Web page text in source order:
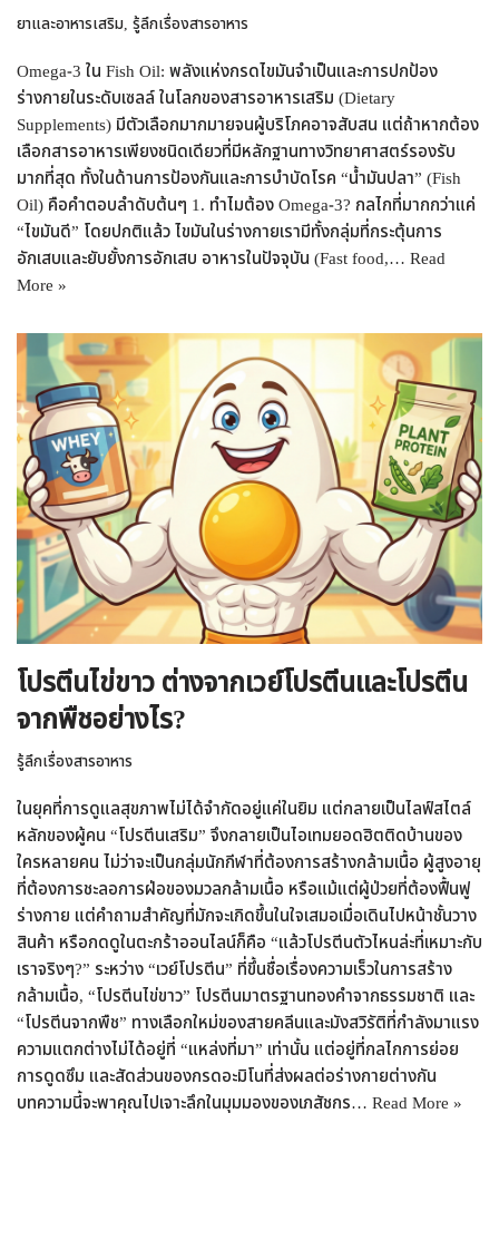
ยาและอาหารเสริม, รู้ลึกเรื่องสารอาหาร
Omega-3 ใน Fish Oil: พลังแห่งกรดไขมันจำเป็นและการปกป้อง
ร่างกายในระดับเซลล์ ในโลกของสารอาหารเสริม (Dietary
Supplements) มีตัวเลือกมากมายจนผู้บริโภคอาจสับสน แต่ถ้าหากต้อง
เลือกสารอาหารเพียงชนิดเดียวที่มีหลักฐานทางวิทยาศาสตร์รองรับ
มากที่สุด ทั้งในด้านการป้องกันและการบำบัดโรค “น้ำมันปลา” (Fish
Oil) คือคำตอบลำดับต้นๆ 1. ทำไมต้อง Omega-3? กลไกที่มากกว่าแค่
“ไขมันดี” โดยปกติแล้ว ไขมันในร่างกายเรามีทั้งกลุ่มที่กระตุ้นการ
อักเสบและยับยั้งการอักเสบ อาหารในปัจจุบัน (Fast food,… Read
More »
โปรตีนไข่ขาว ต่างจากเวย์โปรตีนและโปรตีน
จากพืชอย่างไร?
รู้ลึกเรื่องสารอาหาร
ในยุคที่การดูแลสุขภาพไม่ได้จำกัดอยู่แค่ในยิม แต่กลายเป็นไลฟ์สไตล์
หลักของผู้คน “โปรตีนเสริม” จึงกลายเป็นไอเทมยอดฮิตติดบ้านของ
ใครหลายคน ไม่ว่าจะเป็นกลุ่มนักกีฬาที่ต้องการสร้างกล้ามเนื้อ ผู้สูงอายุ
ที่ต้องการชะลอการฝ่อของมวลกล้ามเนื้อ หรือแม้แต่ผู้ป่วยที่ต้องฟื้นฟู
ร่างกาย แต่คำถามสำคัญที่มักจะเกิดขึ้นในใจเสมอเมื่อเดินไปหน้าชั้นวาง
สินค้า หรือกดดูในตะกร้าออนไลน์ก็คือ “แล้วโปรตีนตัวไหนล่ะที่เหมาะกับ
เราจริงๆ?” ระหว่าง “เวย์โปรตีน” ที่ขึ้นชื่อเรื่องความเร็วในการสร้าง
กล้ามเนื้อ, “โปรตีนไข่ขาว” โปรตีนมาตรฐานทองคำจากธรรมชาติ และ
“โปรตีนจากพืช” ทางเลือกใหม่ของสายคลีนและมังสวิรัติที่กำลังมาแรง
ความแตกต่างไม่ได้อยู่ที่ “แหล่งที่มา” เท่านั้น แต่อยู่ที่กลไกการย่อย
การดูดซึม และสัดส่วนของกรดอะมิโนที่ส่งผลต่อร่างกายต่างกัน
บทความนี้จะพาคุณไปเจาะลึกในมุมมองของเภสัชกร… Read More »